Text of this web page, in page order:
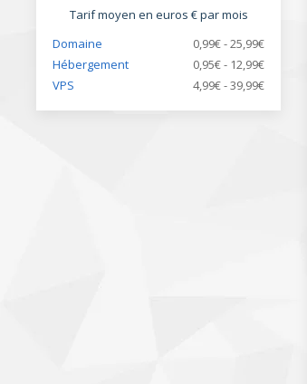
Tarif moyen en euros € par mois
Domaine
0,99€ - 25,99€
Hébergement
0,95€ - 12,99€
VPS
4,99€ - 39,99€